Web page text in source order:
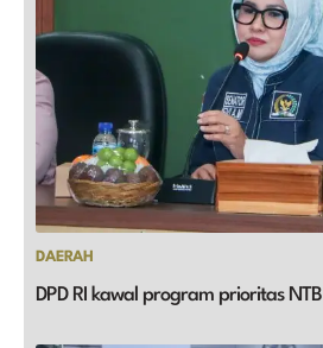
DAERAH
DPD RI kawal program prioritas NTB